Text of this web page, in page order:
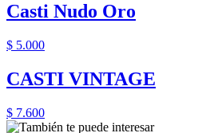
Casti Nudo Oro
$ 5.000
CASTI VINTAGE
$ 7.600